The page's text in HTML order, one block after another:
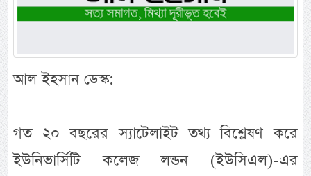
আল ইহসান ডেস্ক:
গত ২০ বছরের স্যাটেলাইট তথ্য বিশ্লেষণ করে
ইউনিভার্সিটি কলেজ লন্ডন (ইউসিএল)-এর